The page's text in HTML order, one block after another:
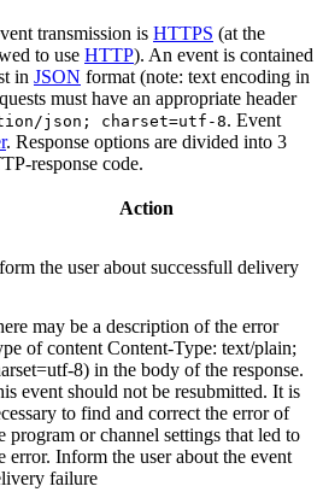
transmission is HTTPS (at the
to use HTTP). An event is contained
in JSON format (note: text encoding in
must have an appropriate header
json; charset=utf-8. Event
. Response options are divided into 3
response code.
Action
the user about successfull delivery
may be a description of the error
of content Content-Type: text/plain;
8) in the body of the response.
event should not be resubmitted. It is
to find and correct the error of
program or channel settings that led to
error. Inform the user about the event
failure